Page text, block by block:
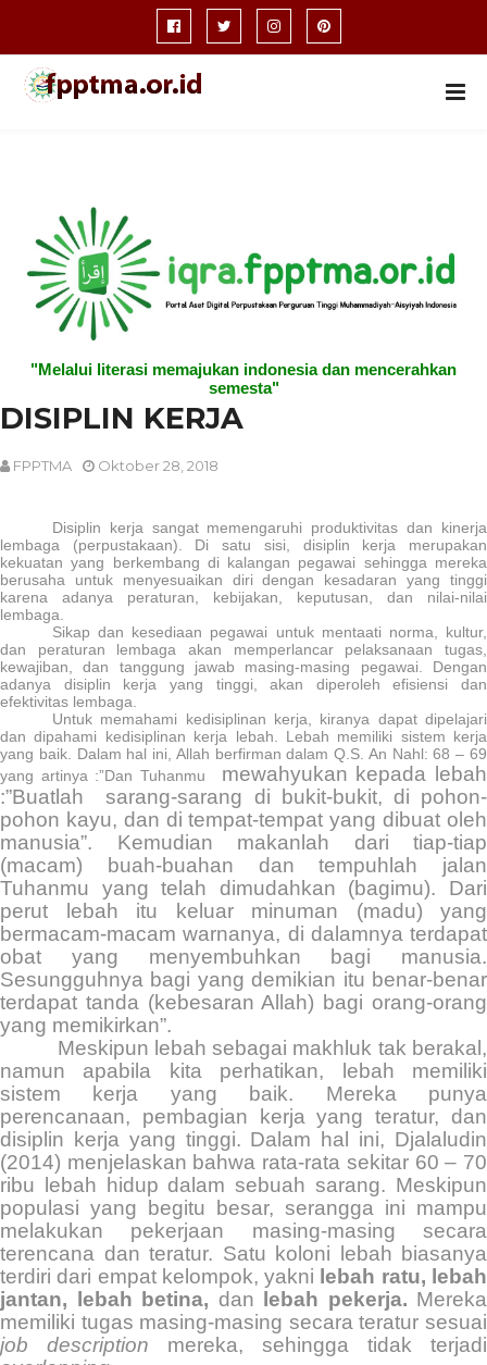
"Melalui literasi memajukan indonesia dan mencerahkan
semesta"
DISIPLIN KERJA
FPPTMA Oktober 28, 2018
Disiplin kerja sangat memengaruhi produktivitas dan kinerja
lembaga (perpustakaan). Di satu sisi, disiplin kerja merupakan
kekuatan yang berkembang di kalangan pegawai sehingga mereka
berusaha untuk menyesuaikan diri dengan kesadaran yang tinggi
karena adanya peraturan, kebijakan, keputusan, dan nilai-nilai
lembaga.
Sikap dan kesediaan pegawai untuk mentaati norma, kultur,
dan peraturan lembaga akan memperlancar pelaksanaan tugas,
kewajiban, dan tanggung jawab masing-masing pegawai. Dengan
adanya disiplin kerja yang tinggi, akan diperoleh efisiensi dan
efektivitas lembaga.
Untuk memahami kedisiplinan kerja, kiranya dapat dipelajari
dan dipahami kedisiplinan kerja lebah. Lebah memiliki sistem kerja
yang baik. Dalam hal ini, Allah berfirman dalam Q.S. An Nahl: 68 – 69
yang artinya :”Dan Tuhanmu
mewahyukan kepada lebah
:”Buatlah
sarang-sarang di bukit-bukit, di pohon-
pohon kayu, dan di tempat-tempat yang dibuat oleh
manusia”. Kemudian makanlah dari tiap-tiap
(macam) buah-buahan dan tempuhlah jalan
Tuhanmu yang telah dimudahkan (bagimu). Dari
perut lebah itu keluar minuman (madu) yang
bermacam-macam warnanya, di dalamnya terdapat
obat yang menyembuhkan bagi manusia.
Sesungguhnya bagi yang demikian itu benar-benar
terdapat tanda (kebesaran Allah) bagi orang-orang
yang memikirkan”.
Meskipun lebah sebagai makhluk tak berakal,
namun apabila kita perhatikan, lebah memiliki
sistem kerja yang baik. Mereka punya
perencanaan, pembagian kerja yang teratur, dan
disiplin kerja yang tinggi. Dalam hal ini, Djalaludin
(2014) menjelaskan bahwa rata-rata sekitar 60 – 70
ribu lebah hidup dalam sebuah sarang. Meskipun
populasi yang begitu besar, serangga ini mampu
melakukan pekerjaan masing-masing secara
terencana dan teratur. Satu koloni lebah biasanya
terdiri dari empat kelompok, yakni lebah ratu, lebah
jantan, lebah betina, dan lebah pekerja. Mereka
memiliki tugas masing-masing secara teratur sesuai
job description mereka, sehingga tidak terjadi